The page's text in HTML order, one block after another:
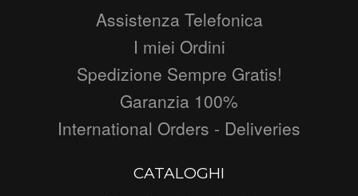
Assistenza Telefonica
I miei Ordini
Spedizione Sempre Gratis!
Garanzia 100%
International Orders - Deliveries
CATALOGHI